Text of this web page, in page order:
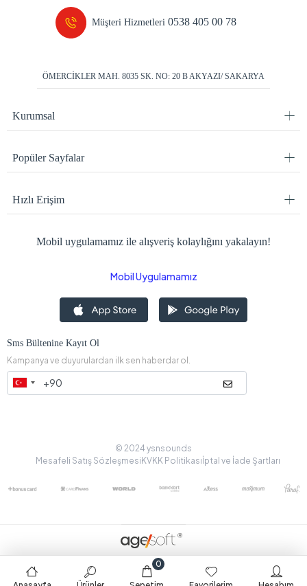
Müşteri Hizmetleri0538 405 00 78
ÖMERCİKLER MAH. 8035 SK. NO: 20 B AKYAZI/ SAKARYA
Kurumsal
Popüler Sayfalar
Hızlı Erişim
Mobil uygulamamız ile alışveriş kolaylığını yakalayın!
Mobil Uygulamamız
Sms Bültenine Kayıt Ol
Kampanya ve duyurulardan ilk sen haberdar ol.
© 2024 ysnsounds
Mesafeli Satış Sözleşmesi KVKK Politikasıİptal ve İade Şartları
0